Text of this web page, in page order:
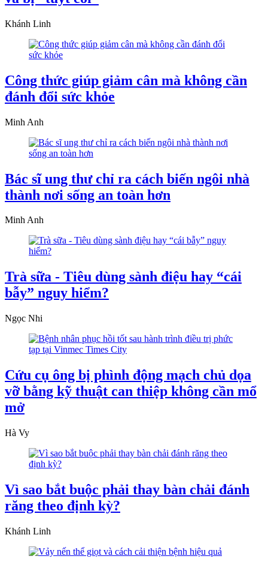
Khánh Linh
Công thức giúp giảm cân mà không cần
đánh đổi sức khỏe
Minh Anh
Bác sĩ ung thư chỉ ra cách biến ngôi nhà
thành nơi sống an toàn hơn
Minh Anh
Trà sữa - Tiêu dùng sành điệu hay “cái
bẫy” nguy hiểm?
Ngọc Nhi
Cứu cụ ông bị phình động mạch chủ dọa
vỡ bằng kỹ thuật can thiệp không cần mổ
mở
Hà Vy
Vì sao bắt buộc phải thay bàn chải đánh
răng theo định kỳ?
Khánh Linh